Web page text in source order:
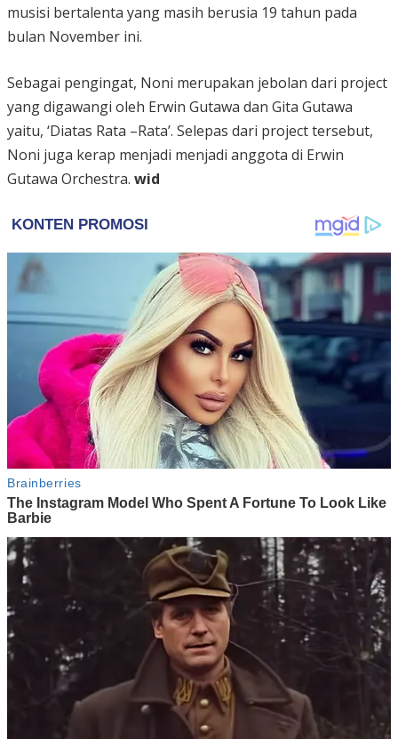
musisi bertalenta yang masih berusia 19 tahun pada
bulan November ini.
Sebagai pengingat, Noni merupakan jebolan dari project
yang digawangi oleh Erwin Gutawa dan Gita Gutawa
yaitu, ‘Diatas Rata –Rata’. Selepas dari project tersebut,
Noni juga kerap menjadi menjadi anggota di Erwin
Gutawa Orchestra. wid